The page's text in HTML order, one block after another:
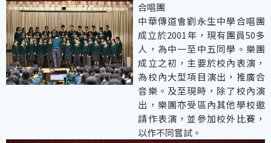
合唱團
中華傳道會劉永生中學合唱團
成立於2001年，現有團員50多
人，為中一至中五同學。樂團
成立之初，主要於校內表演，
為校內大型項目演出，推廣合
音樂。及至現時，除了校內演
出，樂團亦受區內其他學校邀
請作表演，並參加校外比賽，
以作不同嘗試。